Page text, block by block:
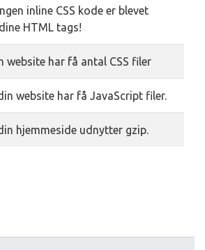
inline CSS kode er blevet
HTML tags!
website har få antal CSS filer
website har få JavaScript filer.
hjemmeside udnytter gzip.